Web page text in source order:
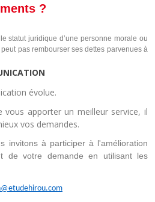
?
statut juridique d’une personne morale ou
pas rembourser ses dettes parvenues à
évolue.
vous apporter un meilleur service, il
vos demandes.
invitons à participer à l'amélioration
de votre demande en utilisant les